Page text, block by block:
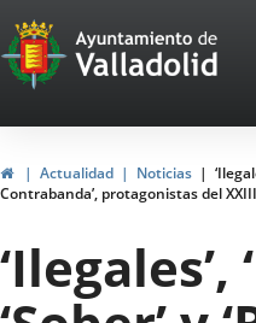
Portal
Web
del
de
Valladolid
InicioActualidad Noticias
Contrabanda’, protagonistas del
‘Ilegales’,